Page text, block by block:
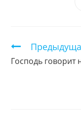
Продолжить
чтение
Господь говорит